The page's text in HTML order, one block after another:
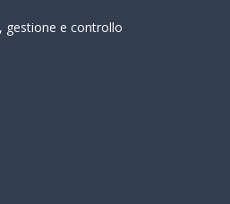
gestione e controllo